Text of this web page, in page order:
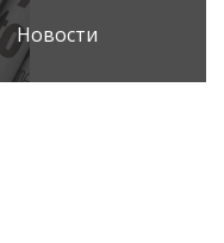
Новости